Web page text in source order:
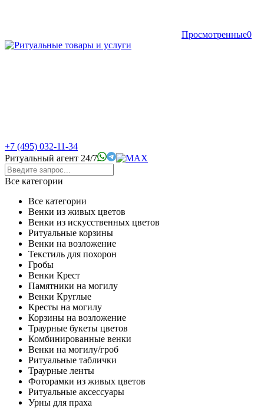
Просмотренные0
+7 (495) 032-11-34
Ритуальный агент 24/7
Все категории
Все категории
Венки из живых цветов
Венки из искусственных цветов
Ритуальные корзины
Венки на возложение
Текстиль для похорон
Гробы
Венки Крест
Памятники на могилу
Венки Круглые
Кресты на могилу
Корзины на возложение
Траурные букеты цветов
Комбинированные венки
Венки на могилу/гроб
Ритуальные таблички
Траурные ленты
Фоторамки из живых цветов
Ритуальные аксессуары
Урны для праха